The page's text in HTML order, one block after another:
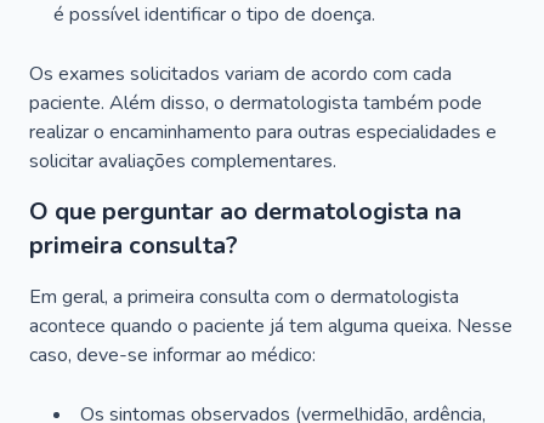
é possível identificar o tipo de doença.
Os exames solicitados variam de acordo com cada
paciente. Além disso, o dermatologista também pode
realizar o encaminhamento para outras especialidades e
solicitar avaliações complementares.
O que perguntar ao dermatologista na
primeira consulta?
Em geral, a primeira consulta com o dermatologista
acontece quando o paciente já tem alguma queixa. Nesse
caso, deve-se informar ao médico:
Os sintomas observados (vermelhidão, ardência,